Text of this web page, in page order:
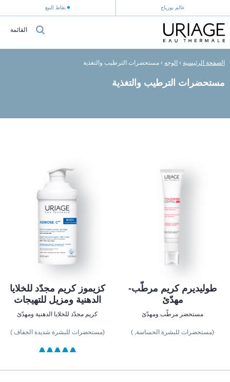
عالم يورياج نقاط البيع
القائمة
الصفحة الرئيسية › الوجه › مستحضرات الترطيب والتغذية
مستحضرات الترطيب والتغذية
طوليديرم كريم مرطّب-
مهدّئ
مستحضر مرطّب ومهدّئ
(مستحضرات للبشرة الحساسة, )
كزيموز كريم مجدّد للخلايا
الدهنية ومزيل للتهيجات
كريم مجدّد للخلايا الدهنية ومهدّئ
(مستحضرات للبشرة شديدة الجفاف )